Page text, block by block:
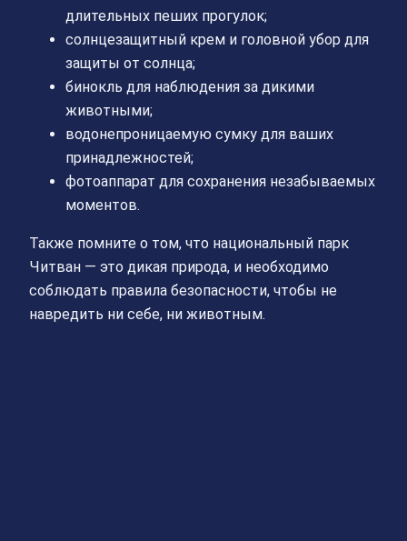
длительных пеших прогулок;
солнцезащитный крем и головной убор для
защиты от солнца;
бинокль для наблюдения за дикими
животными;
водонепроницаемую сумку для ваших
принадлежностей;
фотоаппарат для сохранения незабываемых
моментов.
Также помните о том, что национальный парк
Читван — это дикая природа, и необходимо
соблюдать правила безопасности, чтобы не
навредить ни себе, ни животным.